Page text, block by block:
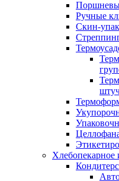
Ручные
Скин-
Хлебопекарное